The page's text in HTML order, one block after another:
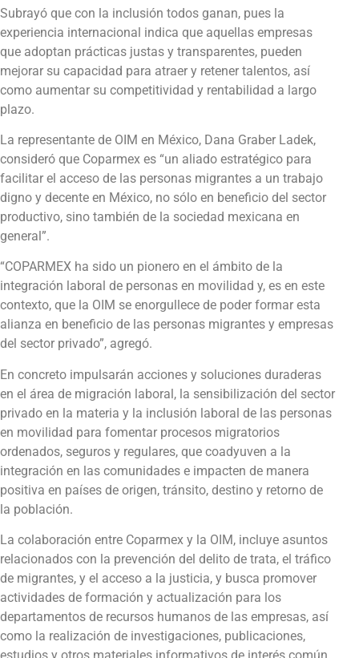
Subrayó que con la inclusión todos ganan, pues la
experiencia internacional indica que aquellas empresas
que adoptan prácticas justas y transparentes, pueden
mejorar su capacidad para atraer y retener talentos, así
como aumentar su competitividad y rentabilidad a largo
plazo.
La representante de OIM en México, Dana Graber Ladek,
consideró que Coparmex es “un aliado estratégico para
facilitar el acceso de las personas migrantes a un trabajo
digno y decente en México, no sólo en beneficio del sector
productivo, sino también de la sociedad mexicana en
general”.
“COPARMEX ha sido un pionero en el ámbito de la
integración laboral de personas en movilidad y, es en este
contexto, que la OIM se enorgullece de poder formar esta
alianza en beneficio de las personas migrantes y empresas
del sector privado”, agregó.
En concreto impulsarán acciones y soluciones duraderas
en el área de migración laboral, la sensibilización del sector
privado en la materia y la inclusión laboral de las personas
en movilidad para fomentar procesos migratorios
ordenados, seguros y regulares, que coadyuven a la
integración en las comunidades e impacten de manera
positiva en países de origen, tránsito, destino y retorno de
la población.
La colaboración entre Coparmex y la OIM, incluye asuntos
relacionados con la prevención del delito de trata, el tráfico
de migrantes, y el acceso a la justicia, y busca promover
actividades de formación y actualización para los
departamentos de recursos humanos de las empresas, así
como la realización de investigaciones, publicaciones,